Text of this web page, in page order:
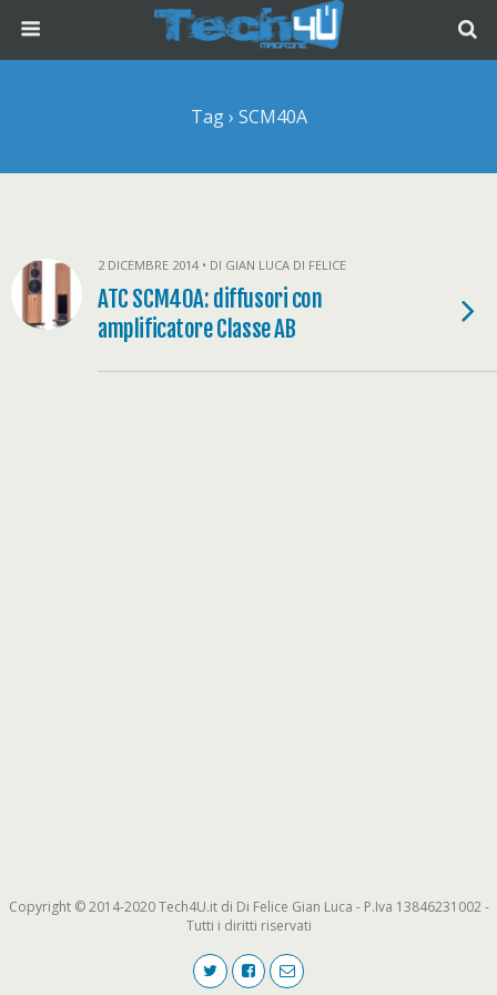
Tag › SCM40A
2 DICEMBRE 2014 • DI GIAN LUCA DI FELICE
ATC SCM40A: diffusori con
amplificatore Classe AB
Copyright © 2014-2020 Tech4U.it di Di Felice Gian Luca - P.Iva 13846231002 -
Tutti i diritti riservati